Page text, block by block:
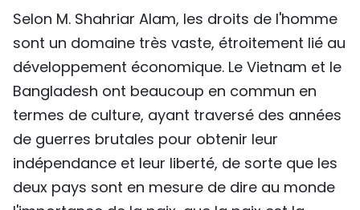
Selon M. Shahriar Alam, les droits de l'homme
sont un domaine très vaste, étroitement lié au
développement économique. Le Vietnam et le
Bangladesh ont beaucoup en commun en
termes de culture, ayant traversé des années
de guerres brutales pour obtenir leur
indépendance et leur liberté, de sorte que les
deux pays sont en mesure de dire au monde